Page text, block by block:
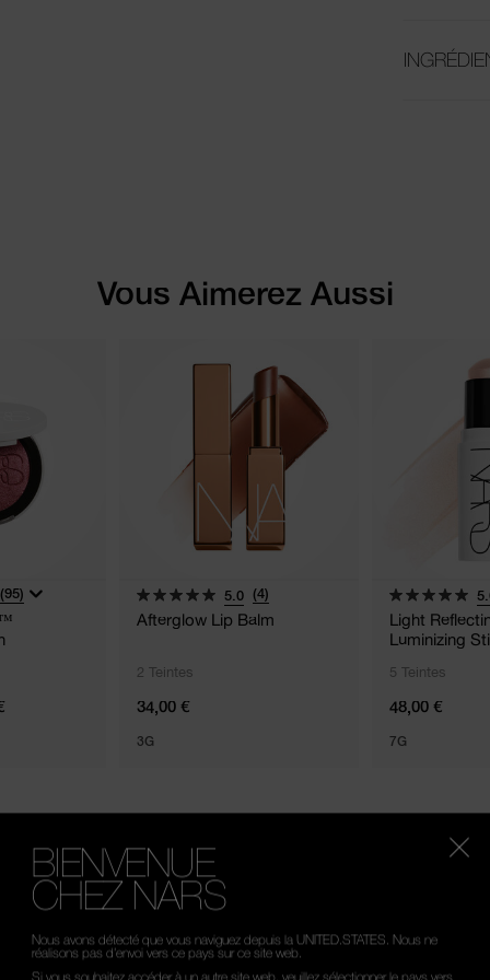
Vous Aimerez Aussi
(95) 5.0 (4)
Afterglow Lip Balm
2 Teintes
34,00 €
3G
Light
Luminizing
5 Teintes
48,00 €
7G
ACCORD
BIENVENUE
CHEZ NARS
Nous avons détecté que vous naviguez depuis la UNITED.STATES. Nous ne
réalisons pas d’envoi vers ce pays sur ce site web.